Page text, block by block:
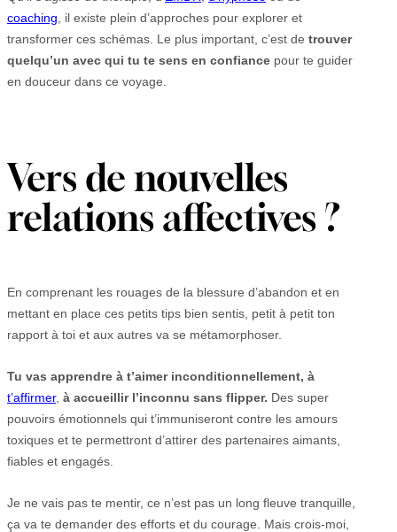
coaching , il existe plein d’approches pour explorer et
transformer ces schémas. Le plus important, c’est de trouver
quelqu’un avec qui tu te sens en confiance pour te guider
en douceur dans ce voyage.
Vers de nouvelles
relations affectives ?
En comprenant les rouages de la blessure d’abandon et en
mettant en place ces petits tips bien sentis, petit à petit ton
rapport à toi et aux autres va se métamorphoser.
Tu vas apprendre à t’aimer inconditionnellement, à
t’affirmer, à accueillir l’inconnu sans flipper. Des super
pouvoirs émotionnels qui t’immuniseront contre les amours
toxiques et te permettront d’attirer des partenaires aimants,
fiables et engagés.
Je ne vais pas te mentir, ce n’est pas un long fleuve tranquille,
ça va te demander des efforts et du courage. Mais crois-moi,